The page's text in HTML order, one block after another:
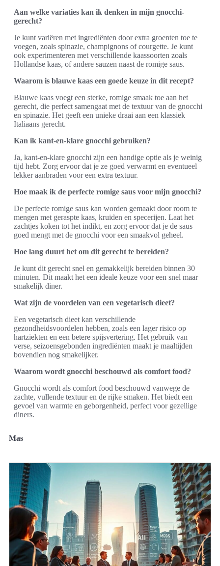
Aan welke variaties kan ik denken in mijn gnocchi-
gerecht?
Je kunt variëren met ingrediënten door extra groenten toe te
voegen, zoals spinazie, champignons of courgette. Je kunt
ook experimenteren met verschillende kaassoorten zoals
Hollandse kaas, of andere sauzen naast de romige saus.
Waarom is blauwe kaas een goede keuze in dit recept?
Blauwe kaas voegt een sterke, romige smaak toe aan het
gerecht, die perfect samengaat met de textuur van de gnocchi
en spinazie. Het geeft een unieke draai aan een klassiek
Italiaans gerecht.
Kan ik kant-en-klare gnocchi gebruiken?
Ja, kant-en-klare gnocchi zijn een handige optie als je weinig
tijd hebt. Zorg ervoor dat je ze goed verwarmt en eventueel
lekker aanbraden voor een extra textuur.
Hoe maak ik de perfecte romige saus voor mijn gnocchi?
De perfecte romige saus kan worden gemaakt door room te
mengen met geraspte kaas, kruiden en specerijen. Laat het
zachtjes koken tot het indikt, en zorg ervoor dat je de saus
goed mengt met de gnocchi voor een smaakvol geheel.
Hoe lang duurt het om dit gerecht te bereiden?
Je kunt dit gerecht snel en gemakkelijk bereiden binnen 30
minuten. Dit maakt het een ideale keuze voor een snel maar
smakelijk diner.
Wat zijn de voordelen van een vegetarisch dieet?
Een vegetarisch dieet kan verschillende
gezondheidsvoordelen hebben, zoals een lager risico op
hartziekten en een betere spijsvertering. Het gebruik van
verse, seizoensgebonden ingrediënten maakt je maaltijden
bovendien nog smakelijker.
Waarom wordt gnocchi beschouwd als comfort food?
Gnocchi wordt als comfort food beschouwd vanwege de
zachte, vullende textuur en de rijke smaken. Het biedt een
gevoel van warmte en geborgenheid, perfect voor gezellige
diners.
Mas